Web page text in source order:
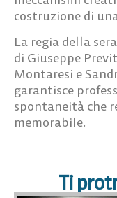
costruzione di
La regia della
di Giuseppe
Montaresi e
garantisce
spontaneità che
memorabile.
Ti